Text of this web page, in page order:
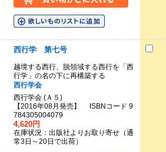
西行学 第七号
越境する西行、脱領域する西行を「西
行学」の名の下に再構築する
西行学会
西行学会 (Ａ５)
【2016年08月発売】 ISBNコード 9
784305004079
4,620円
在庫状況：出版社よりお取り寄せ（通
常3日～20日で出荷）